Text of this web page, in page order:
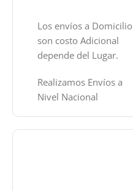
Los envíos a Domicilio
son costo Adicional
depende del Lugar.
Realizamos Envíos a
Nivel Nacional